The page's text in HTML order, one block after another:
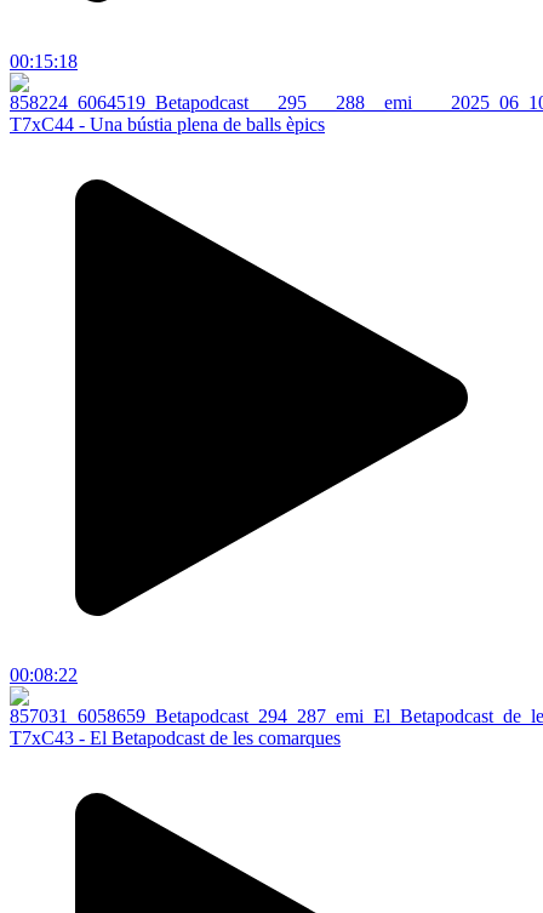
00:15:18
T7xC44 - Una bústia plena de balls èpics
00:08:22
T7xC43 - El Betapodcast de les comarques